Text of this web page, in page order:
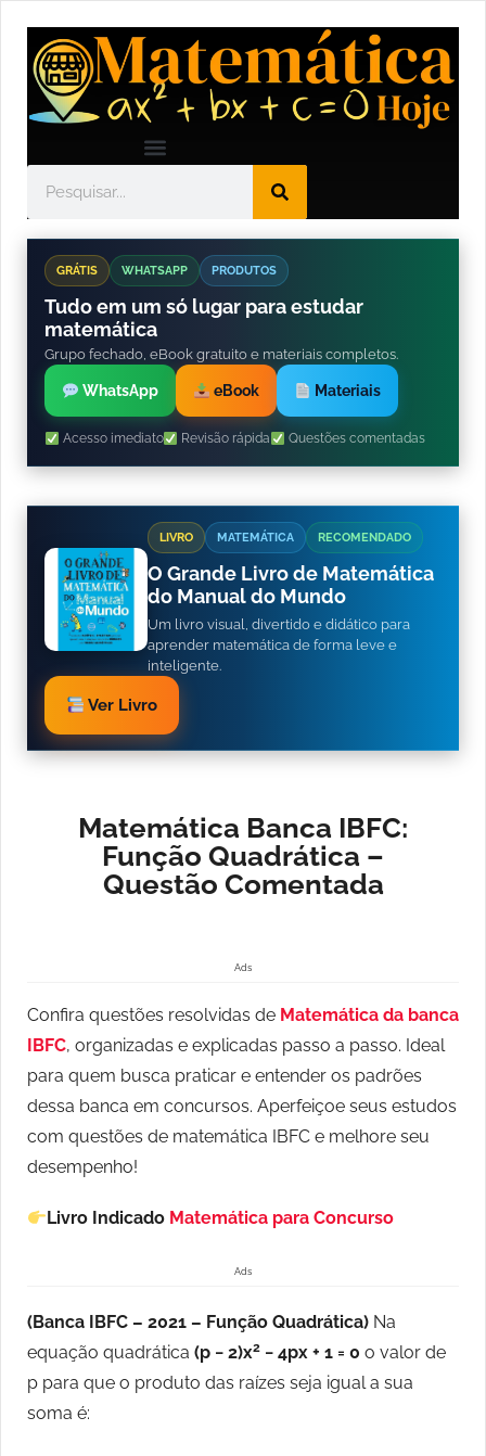
GRÁTIS WHATSAPP PRODUTOS
Tudo em um só lugar para estudar
matemática
Grupo fechado, eBook gratuito e materiais completos.
WhatsApp eBook Materiais
Acesso imediato Revisão rápida Questões comentadas
LIVRO MATEMÁTICA RECOMENDADO
O Grande Livro de Matemática
do Manual do Mundo
Um livro visual, divertido e didático para
aprender matemática de forma leve e
inteligente.
Ver Livro
Matemática Banca IBFC:
Função Quadrática –
Questão Comentada
Ads
Confira questões resolvidas de Matemática da banca
IBFC, organizadas e explicadas passo a passo. Ideal
para quem busca praticar e entender os padrões
dessa banca em concursos. Aperfeiçoe seus estudos
com questões de matemática IBFC e melhore seu
desempenho!
Livro Indicado Matemática para Concurso
Ads
(Banca IBFC – 2021 – Função Quadrática) Na
equação quadrática (p − 2)x2 − 4px + 1 = 0 o valor de
p para que o produto das raízes seja igual a sua
soma é: